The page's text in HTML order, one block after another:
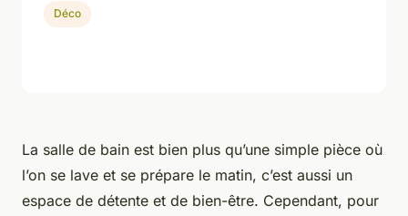
La salle de bain est bien plus qu’une simple pièce où
l’on se lave et se prépare le matin, c’est aussi un
espace de détente et de bien-être. Cependant, pour
Déco